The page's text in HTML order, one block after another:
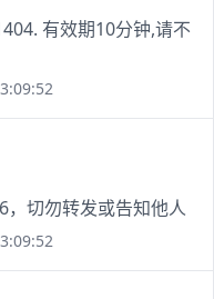
有效期10分钟,请不
，切勿转发或告知他人